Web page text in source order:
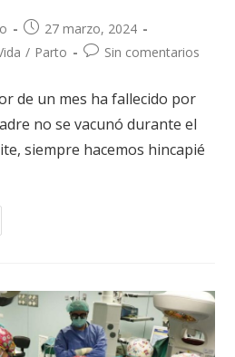
27 marzo, 2024
/ Parto Sin comentarios
de un mes ha fallecido por
no se vacunó durante el
siempre hacemos hincapié